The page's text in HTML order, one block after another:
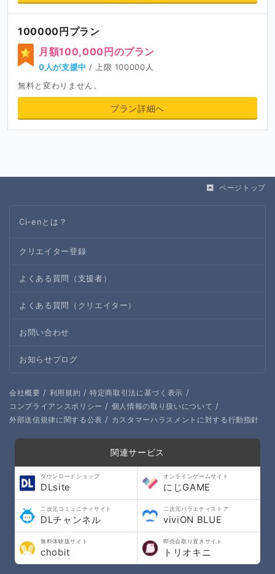
100000円プラン
月額100,000円のプラン
0人が支援中 / 上限 100000人
無料と変わりません。
プラン詳細へ
ページトップ
Ci-enとは？
クリエイター登録
よくある質問（支援者）
よくある質問（クリエイター）
お問い合わせ
お知らせブログ
会社概要 / 利用規約 / 特定商取引法に基づく表示 /
コンプライアンスポリシー / 個人情報の取り扱いについて /
外部送信規律に関する公表 / カスタマーハラスメントに対する行動指針
関連サービス
ダウンロードショップ
DLsite
オンラインゲームサイト
にじGAME
二次元コミュニティサイト
DLチャンネル
二次元バラエティストア
viviON BLUE
無料体験版サイト
chobit
即売会取り置きサイト
トリオキニ